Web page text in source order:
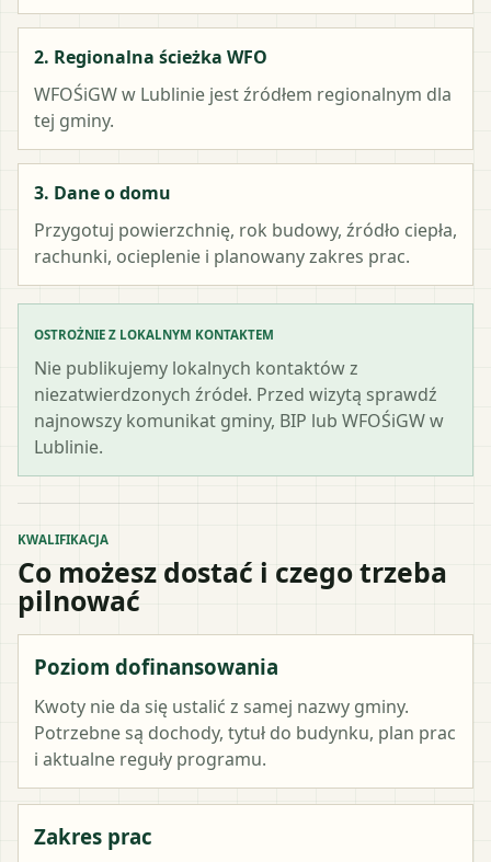
2. Regionalna ścieżka WFO
WFOŚiGW w Lublinie jest źródłem regionalnym dla
tej gminy.
3. Dane o domu
Przygotuj powierzchnię, rok budowy, źródło ciepła,
rachunki, ocieplenie i planowany zakres prac.
OSTROŻNIE Z LOKALNYM KONTAKTEM
Nie publikujemy lokalnych kontaktów z
niezatwierdzonych źródeł. Przed wizytą sprawdź
najnowszy komunikat gminy, BIP lub WFOŚiGW w
Lublinie.
KWALIFIKACJA
Co możesz dostać i czego trzeba
pilnować
Poziom dofinansowania
Kwoty nie da się ustalić z samej nazwy gminy.
Potrzebne są dochody, tytuł do budynku, plan prac
i aktualne reguły programu.
Zakres prac